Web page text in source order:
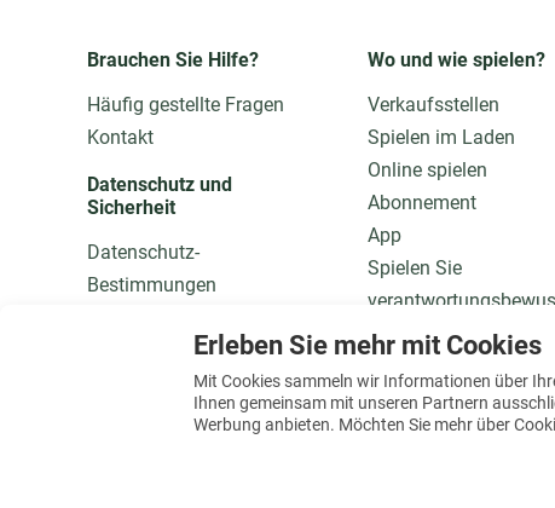
Erleben Sie mehr mit Cookies
Mit Cookies sammeln wir Informationen über
Ihnen gemeinsam mit unseren Partnern
Werbung anbieten. Möchten Sie mehr über
Brauchen Sie Hilfe?
Häufig gestellte Fragen
Kontakt
Datenschutz und
Sicherheit
Datenschutz-
Bestimmungen
Qualität und Sicherheit
Wo und wie spielen?
Verkaufsstellen
Spielen im Laden
Online spielen
Abonnement
App
Spielen Sie
Dauerteilnahme
Mehr wissen